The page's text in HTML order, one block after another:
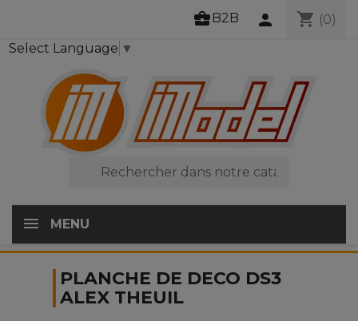
business_center B2B shopping_cart (0)
person

MENU
Select Language ▼
PLANCHE DE DECO DS3
ALEX THEUIL